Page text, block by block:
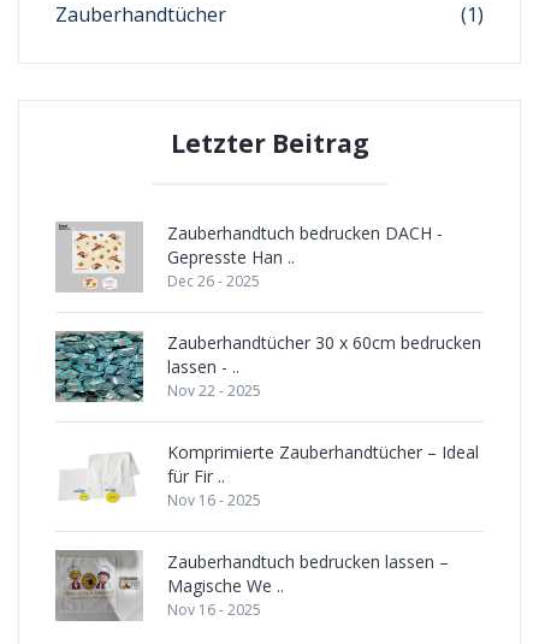
Zauberhandtücher
(1)
Letzter Beitrag
Zauberhandtuch bedrucken DACH -
Gepresste Han ..
Dec 26 - 2025
Zauberhandtücher 30 x 60cm bedrucken
lassen - ..
Nov 22 - 2025
Komprimierte Zauberhandtücher – Ideal
für Fir ..
Nov 16 - 2025
Zauberhandtuch bedrucken lassen –
Magische We ..
Nov 16 - 2025